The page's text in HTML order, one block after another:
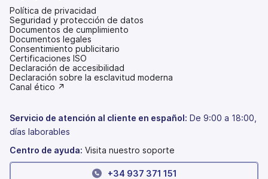
Política de privacidad
Seguridad y protección de datos
Documentos de cumplimiento
Documentos legales
Consentimiento publicitario
Certificaciones ISO
Declaración de accesibilidad
(se
abre
pestaña
Declaración sobre la esclavitud moderna
(se
una
nueva)
Canal ético ↗
Servicio de atención al cliente en español: De 9:00 a 18:00,
días laborables
Centro de ayuda: Visita nuestro soporte
+34 937 371 151